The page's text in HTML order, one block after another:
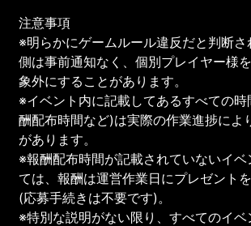
注意事項
※明らかにゲームルール違反だと判断さ
側は事前通知なく、個別プレイヤー様
象外にすることがあります。
※イベント内に記載してあるすべての時
酬配布時間など)は実際の作業進捗によ
があります。
※報酬配布時間が記載されていないイベ
ては、報酬は運営作業日にプレゼント
(応募手続きは不要です)。
※特別な説明がない限り、すべてのイベ